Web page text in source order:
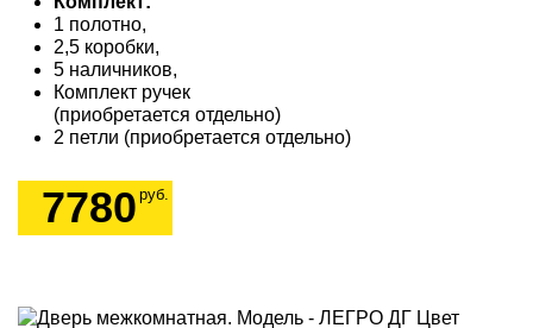
1 полотно,
2,5 коробки,
5 наличников,
Комплект ручек
(приобретается отдельно)
2 петли (приобретается отдельно)
7780 руб.